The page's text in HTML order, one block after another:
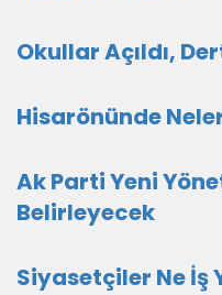
Okullar Açıldı,
Hisarönünde
Ak Parti Yeni
Belirleyecek
Siyasetçiler Ne İş